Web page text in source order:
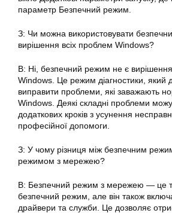
параметр Безпечний режим.
З: Чи можна використовувати
вирішення всіх проблем Windows?
В: Ні, безпечний режим не є
Windows. Це режим діагностики, який
виправити проблеми, які заважають
Windows. Деякі складні проблеми
додаткових кроків з усунення
професійної допомоги.
З: У чому різниця між безпечним
режимом з мережею?
В: Безпечний режим з мережею — це
безпечний режим, але він також
драйвери та служби. Це дозволяє